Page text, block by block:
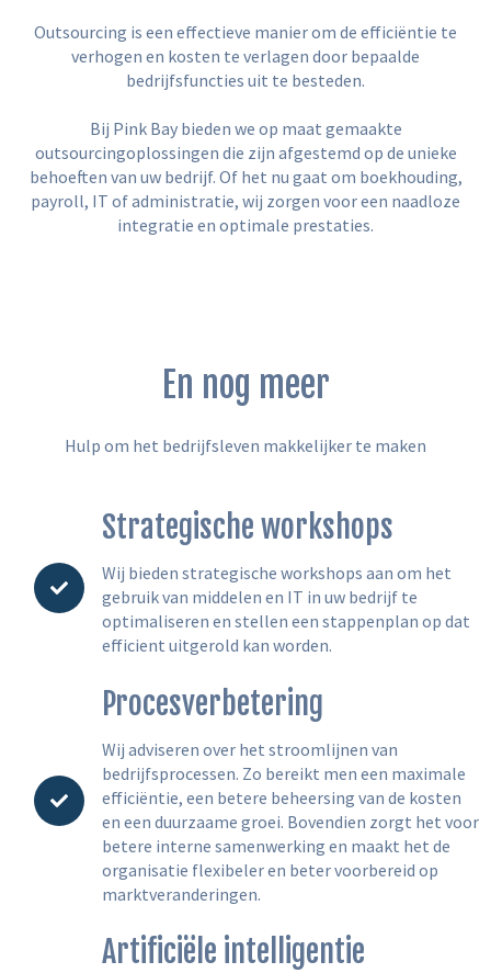
Outsourcing is een effectieve manier om de efficiëntie te
verhogen en kosten te verlagen door bepaalde
bedrijfsfuncties uit te besteden.
Bij Pink Bay bieden we op maat gemaakte
outsourcingoplossingen die zijn afgestemd op de unieke
behoeften van uw bedrijf. Of het nu gaat om boekhouding,
payroll, IT of administratie, wij zorgen voor een naadloze
integratie en optimale prestaties.
En nog meer
Hulp om het bedrijfsleven makkelijker te maken
Strategische workshops
Wij bieden strategische workshops aan om het
gebruik van middelen en IT in uw bedrijf te
optimaliseren en stellen een stappenplan op dat
efficient uitgerold kan worden.
Procesverbetering
Wij adviseren over het stroomlijnen van
bedrijfsprocessen. Zo bereikt men een maximale
efficiëntie, een betere beheersing van de kosten
en een duurzaame groei. Bovendien zorgt het voor
betere interne samenwerking en maakt het de
organisatie flexibeler en beter voorbereid op
marktveranderingen.
Artificiële intelligentie